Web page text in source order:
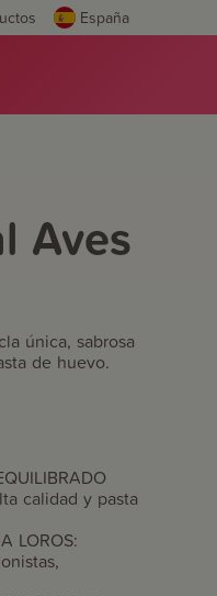
España
Aves
única, sabrosa
de huevo.
calidad y pasta
LOROS: